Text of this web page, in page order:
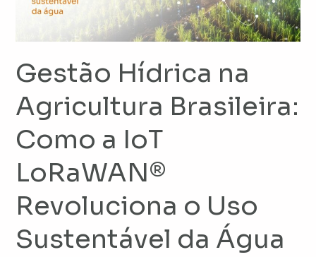
Gestão Hídrica na
Agricultura Brasileira:
Como a IoT
LoRaWAN®
Revoluciona o Uso
Sustentável da Água
LoRaWAN®
Revoluciona
o
Uso
Sustentável
da